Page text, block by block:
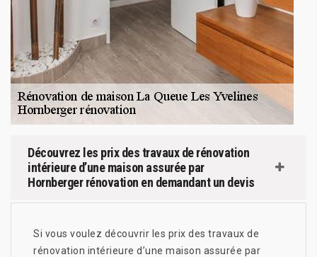
Découvrez les prix des travaux de rénovation
intérieure d’une maison assurée par
Hornberger rénovation en demandant un devis
Si vous voulez découvrir les prix des travaux de
rénovation intérieure d’une maison assurée par